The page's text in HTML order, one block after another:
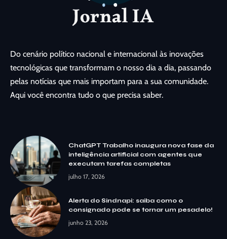
Do cenário político nacional e internacional às inovações
tecnológicas que transformam o nosso dia a dia, passando
pelas notícias que mais importam para a sua comunidade.
Aqui você encontra tudo o que precisa saber.
ChatGPT Trabalho inaugura nova fase da
inteligência artificial com agentes que
executam tarefas completas
julho 17, 2026
Alerta do Sindnapi: saiba como o
consignado pode se tornar um pesadelo!
junho 23, 2026